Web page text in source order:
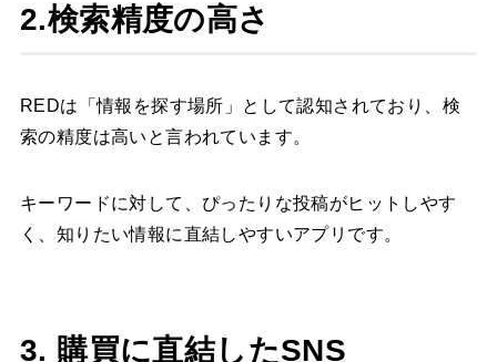
2.検索精度の高さ
REDは「情報を探す場所」として認知されており、検
索の精度は高いと言われています。
キーワードに対して、ぴったりな投稿がヒットしやす
く、知りたい情報に直結しやすいアプリです。
3. 購買に直結したSNS